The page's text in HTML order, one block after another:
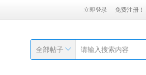
立即登录 免费注册！
全部帖子